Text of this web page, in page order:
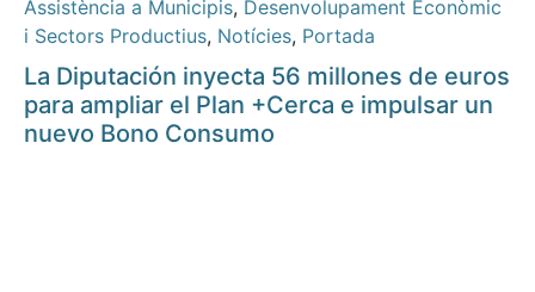
Assistència a Municipis, Desenvolupament Econòmic
i Sectors Productius, Notícies, Portada
La Diputación inyecta 56 millones de euros
para ampliar el Plan +Cerca e impulsar un
nuevo Bono Consumo